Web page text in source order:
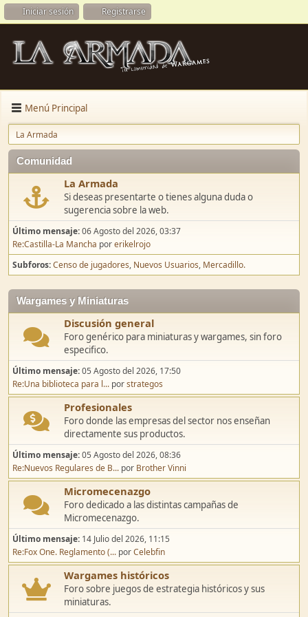
Iniciar sesión Registrarse
Menú Principal
La Armada
Comunidad
La Armada
Si deseas presentarte o tienes alguna duda o
sugerencia sobre la web.
Último mensaje:06 Agosto del 2026, 03:37
Re:Castilla-La Mancha porerikelrojo
Subforos Censo de jugadores Nuevos Usuarios Mercadillo.
Wargames y Miniaturas
Discusión general
Foro genérico para miniaturas y wargames, sin foro
especifico.
Último mensaje:05 Agosto del 2026, 17:50
Re:Una biblioteca para l... porstrategos
Profesionales
Foro donde las empresas del sector nos enseñan
directamente sus productos.
Último mensaje:05 Agosto del 2026, 08:36
Re:Nuevos Regulares de B... por Brother Vinni
Micromecenazgo
Foro dedicado a las distintas campañas de
Micromecenazgo.
Último mensaje: 14 Julio del 2026, 11:15
Re:Fox One. Reglamento (... porCelebfin
Wargames históricos
Foro sobre juegos de estrategia históricos y sus
miniaturas.